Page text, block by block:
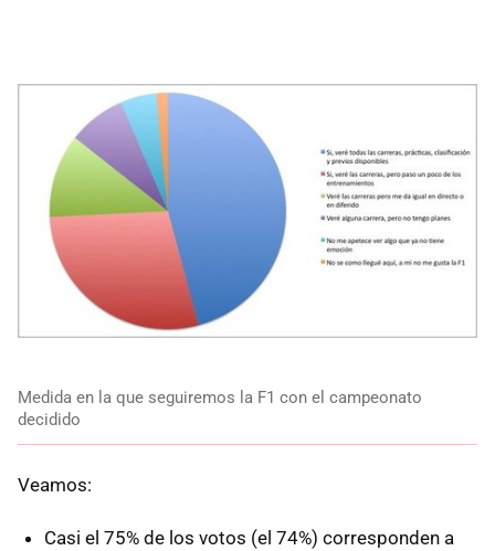
Medida en la que seguiremos la F1 con el campeonato
decidido
Veamos:
Casi el 75% de los votos (el 74%) corresponden a